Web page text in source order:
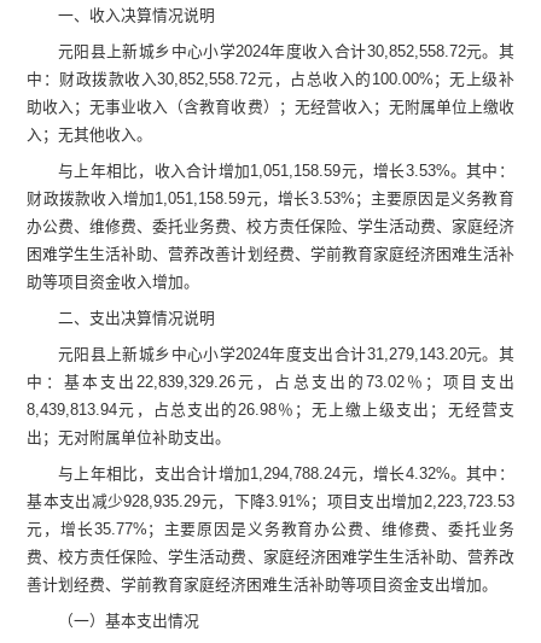
一、收入决算情况说明
元阳县上新城乡中心小学2024年度收入合计30,852,558.72元。其
中：财政拨款收入30,852,558.72元 ，占总收入的 100.00% ； 无 上级补
助收入；无事业收入 （含教育收费） ； 无经营收入； 无附属单位 上缴收
入；无其他收入。
与上年相比， 收入合计增加1,051,158.59元，增长3.53%。其中：
财政拨款收入增加1,051,158.59元，增长3.53% ； 主要原因 是义务教育
办公费、维修费、委托业务费、校方责任保险、 学生活动费、家庭经济
困难学生生活补助、营养改善计划 经费、学前教育家庭经济困难生活补
助等项目资金收入增加。
二、支出决算情况说明
元阳县上新城乡中心小学2024年度支出合计31,279,143.20元。其
中：基本支出22,839,329.26元 ，占总支出的 73.02％；项目支出
8,439,813.94元 ，占总支出的26.98％； 无 上缴上级支出； 无经营支
出；无对附属单位补助支出。
与上年相比，支出合计增加1,294,788.24元，增长4.32%。其中：
基本支出 减少928,935.29元， 下降3.91% ；项目支出增加2,223,723.53
元，增长35.77% ； 主要原因是义务教育办公费、维修费、委托业务
费、校方责任保险、学生活动费、家庭经济困难学生生活补助、 营养改
善计划经费、学前教育家庭经济困难生活补助等项目资金支出增加。
（一）基本支出情况